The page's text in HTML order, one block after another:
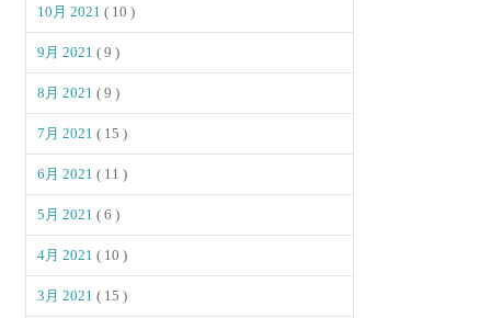
10月 2021( 10 )
9月 2021( 9 )
8月 2021( 9 )
7月 2021( 15 )
6月 2021( 11 )
5月 2021( 6 )
4月 2021( 10 )
3月 2021( 15 )